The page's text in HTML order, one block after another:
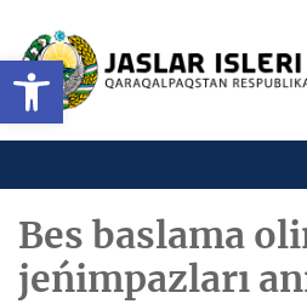
Open toolbar
content
Ózbekstan
Bes baslama
jeńimpazları